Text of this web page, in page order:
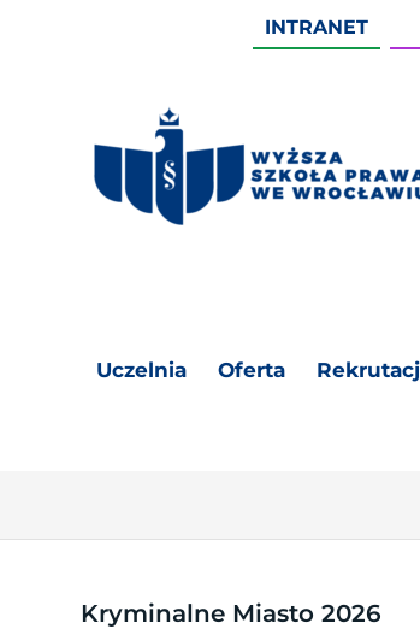
INTRANET
Uczelnia Oferta
Kryminalne Miasto 2026